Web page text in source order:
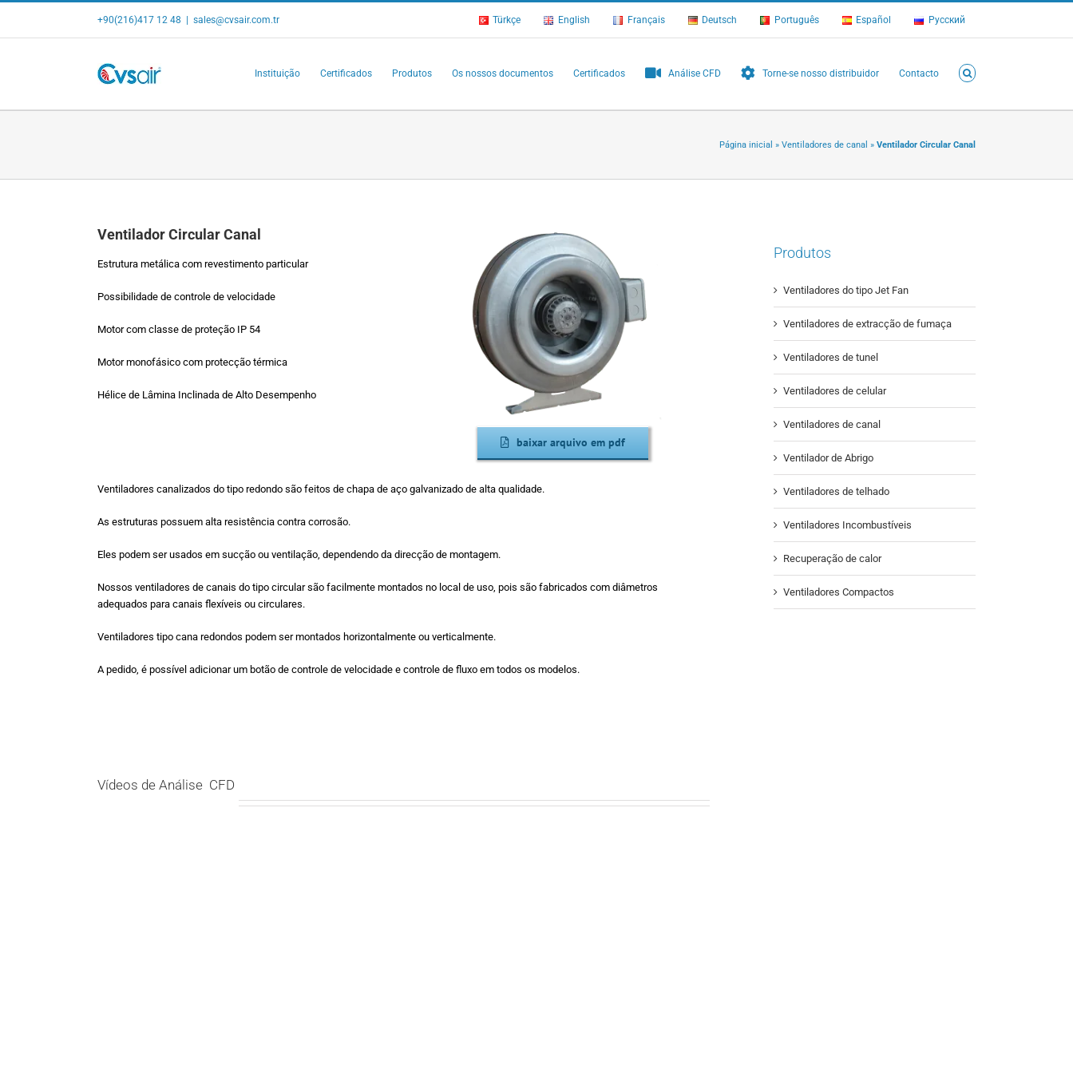
content
+90(216)417 12 48 sales@cvsair.com.tr Türkçe English Français Deutsch Português Español Русский
Instituição Certificados Produtos Os nossos documentos Certificados Análise CFD Torne-se nosso distribuidor Contacto
Página inicial » Ventiladores de canal » Ventilador Circular Canal
Ventilador Circular Canal
Estrutura metálica com revestimento particular
Possibilidade de controle de velocidade
Motor com classe de proteção IP 54
Motor monofásico com protecção térmica
Hélice de Lâmina Inclinada de Alto Desempenho
baixar arquivo em pdf
Ventiladores canalizados do tipo redondo são feitos de chapa de aço galvanizado de alta qualidade.
As estruturas possuem alta resistência contra corrosão.
Eles podem ser usados em sucção ou ventilação, dependendo da direcção de montagem.
Nossos ventiladores de canais do tipo circular são facilmente montados no local de uso, pois são fabricados com diâmetros
adequados para canais flexíveis ou circulares.
Ventiladores tipo cana redondos podem ser montados horizontalmente ou verticalmente.
A pedido, é possível adicionar um botão de controle de velocidade e controle de fluxo em todos os modelos.
Vídeos de Análise CFD
Produtos
Ventiladores do tipo Jet Fan
Ventiladores de extracção de fumaça
Ventiladores de tunel
Ventiladores de celular
Ventiladores de canal
Ventilador de Abrigo
Ventiladores de telhado
Ventiladores Incombustíveis
Recuperação de calor
Ventiladores Compactos